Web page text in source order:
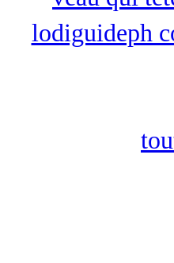
lodiguideph